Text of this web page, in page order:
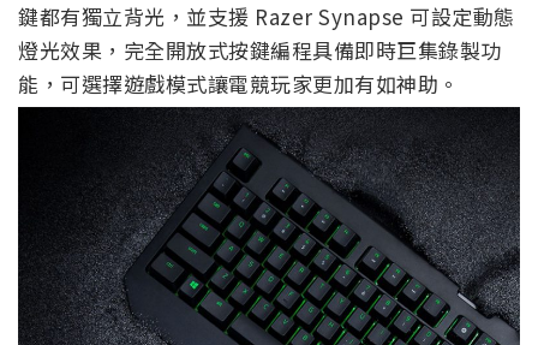
鍵都有獨立背光，並支援 Razer Synapse 可設定動態
燈光效果，完全開放式按鍵編程具備即時巨集錄製功
能，可選擇遊戲模式讓電競玩家更加有如神助。